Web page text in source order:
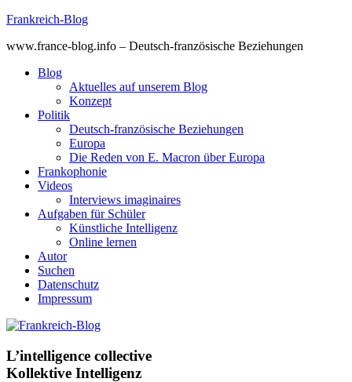
Skip
content
Frankreich-Blog
www.france-blog.info – Deutsch-französische Beziehungen
Blog
Aktuelles auf unserem Blog
Konzept
Politik
Deutsch-französische Beziehungen
Europa
Die Reden von E. Macron über Europa
Frankophonie
Videos
Interviews imaginaires
Aufgaben für Schüler
Künstliche Intelligenz
Online lernen
Autor
Suchen
Datenschutz
Impressum
L’intelligence collective
Kollektive Intelligenz